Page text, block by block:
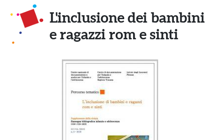
L'inclusione dei bambini
e ragazzi rom e sinti